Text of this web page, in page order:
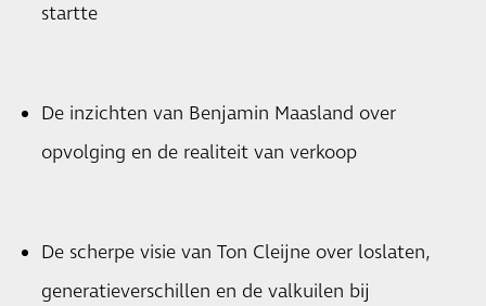
startte
De inzichten van Benjamin Maasland over
opvolging en de realiteit van verkoop
De scherpe visie van Ton Cleijne over loslaten,
generatieverschillen en de valkuilen bij